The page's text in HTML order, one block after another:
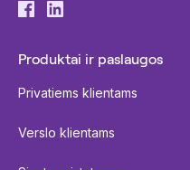
Produktai ir paslaugos
Privatiems klientams
Verslo klientams